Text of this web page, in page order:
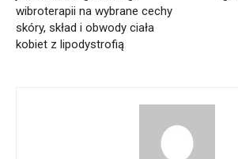
wibroterapii na wybrane cechy
skóry, skład i obwody ciała
kobiet z lipodystrofią